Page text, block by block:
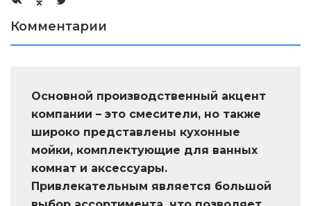
Комментарии
Основной производственный акцент
компании – это смесители, но также
широко представлены кухонные
мойки, комплектующие для ванных
комнат и аксессуары.
Привлекательным является большой